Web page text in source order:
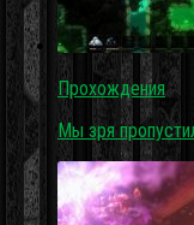
Прохождения
Мы зря